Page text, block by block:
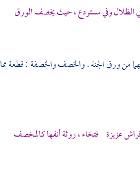
الظلال وفي مستودع ، حيث يخصف الورق
من ورق الجنة . والخصف والخصفة : قطعة
عزيزة فتخاء ، روثة أنفها كالمخصف